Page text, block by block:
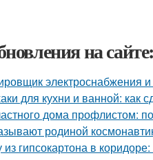
на сайте:
электроснабжения
для кухни и ванной: как
дома профлистом:
родиной
гипсокартона в